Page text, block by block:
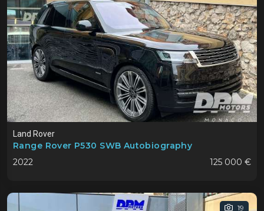
Land Rover
Range Rover P530 SWB Autobiography
2022
125 000 €
19